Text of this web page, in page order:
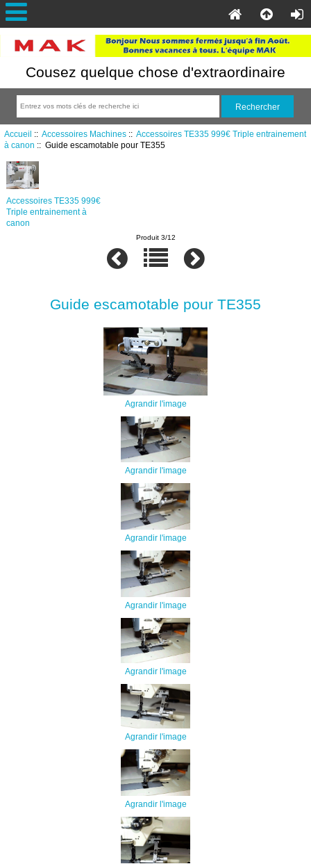
Cousez quelque chose d'extraordinaire
Accueil :: Accessoires Machines:: Accessoires TE335 999€ Triple entrainement
à canon :: Guide escamotable pour TE355
Accessoires TE335 999€
Triple entrainement à
canon
Produit 3/12
Guide escamotable pour TE355
Agrandir l'image
Agrandir l'image
Agrandir l'image
Agrandir l'image
Agrandir l'image
Agrandir l'image
Agrandir l'image